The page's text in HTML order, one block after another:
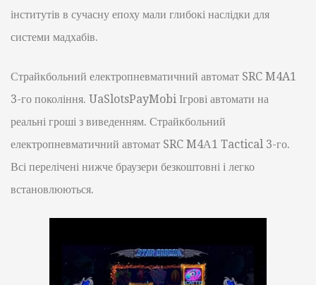
інститутів в сучасну епоху мали глибокі наслідки для
системи мадхабів.
Страйкбольний електропневматичний автомат SRC M4A1
3-го покоління. UaSlotsPayMobi Ігрові автомати на
реальні гроші з виведенням. Страйкбольний
електропневматичний автомат SRC M4А1 Tactical 3-го.
Всі перелічені нижче браузери безкоштовні і легко
встановлюються.